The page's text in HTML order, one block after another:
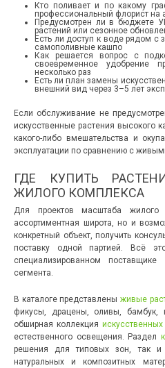
Кто поливает и по какому
профессиональный флорист на
Предусмотрен ли в бюджете
растений или сезонное
Есть ли доступ к воде рядом
самополивные кашпо
Как решается вопрос с
своевременное удобрение
несколько раз
Есть ли план замены
внешний вид через 3–5 лет
Если обслуживание не
искусственные растения высокого
какого-либо вмешательства и
эксплуатации по сравнению с
ГДЕ КУПИТЬ
ЖИЛОГО КОМПЛЕКСА
Для проектов масштаба
ассортиментная широта, но и
конкретный объект, получить
поставку одной партией. Всё
специализированном
сегмента.
В каталоге представлены живые
фикусы, драцены, оливы, бамбук,
обширная коллекция
естественного освещения. Раздел
решения для типовых зон, так и
натуральных и композитных